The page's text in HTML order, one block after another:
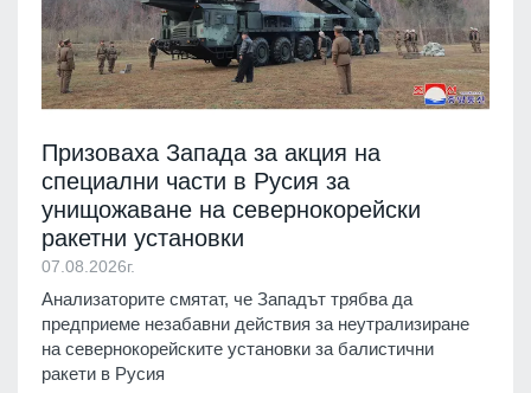
Призоваха Запада за акция на
специални части в Русия за
унищожаване на севернокорейски
ракетни установки
07.08.2026г.
Анализаторите смятат, че Западът трябва да
предприеме незабавни действия за неутрализиране
на севернокорейските установки за балистични
ракети в Русия